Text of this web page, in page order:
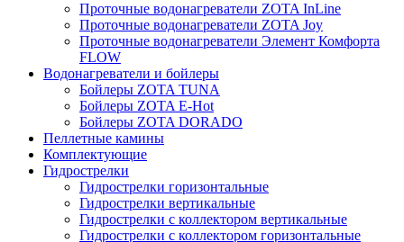
Проточные водонагреватели ZOTA InLine
Проточные водонагреватели ZOTA Joy
Проточные водонагреватели Элемент Комфорта
FLOW
Водонагреватели и бойлеры
Бойлеры ZOTA TUNA
Бойлеры ZOTA E-Hot
Бойлеры ZOTA DORADO
Пеллетные камины
Комплектующие
Гидрострелки
Гидрострелки горизонтальные
Гидрострелки вертикальные
Гидрострелки с коллектором вертикальные
Гидрострелки с коллектором горизонтальные